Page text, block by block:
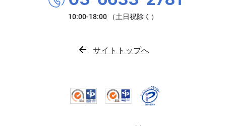
サイトトップへ